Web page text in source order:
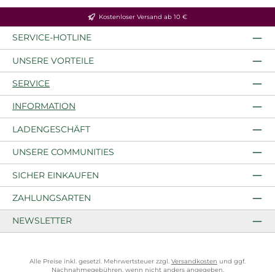
Kostenloser Versand ab 10 €
SERVICE-HOTLINE
UNSERE VORTEILE
SERVICE
INFORMATION
LADENGESCHÄFT
UNSERE COMMUNITIES
SICHER EINKAUFEN
ZAHLUNGSARTEN
NEWSLETTER
Alle Preise inkl. gesetzl. Mehrwertsteuer zzgl. Versandkosten und ggf.
Nachnahmegebühren, wenn nicht anders angegeben.